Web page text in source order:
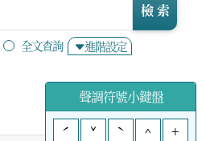
全文查詢 進階設定
檢 索
聲調符號小鍵盤
ˊ
ˇ ˋ ^ +